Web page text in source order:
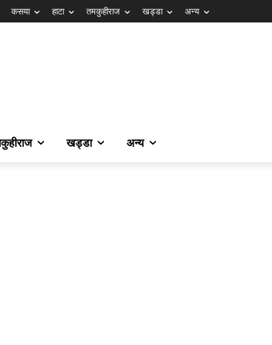
कसया हाटा तमकुहीराज खड्डा अन्य
खड्डा अन्य